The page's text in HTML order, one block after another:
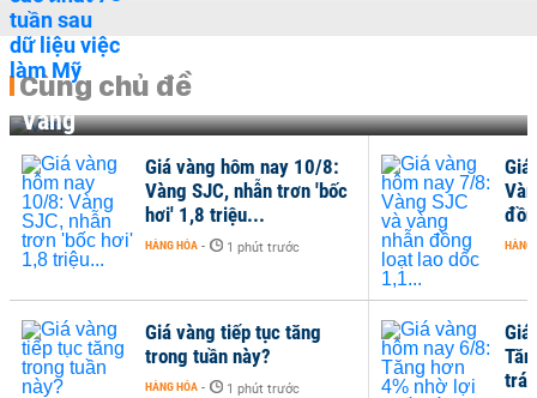
Cùng chủ đề
Vàng
Giá vàng hôm nay 10/8:
Vàng SJC, nhẫn trơn 'bốc
hơi' 1,8 triệu...
HÀNG HÓA - 1 phút trước
Giá vàng tiếp tục tăng
trong tuần này?
HÀNG HÓA - 1 phút trước
HÀNG
trái